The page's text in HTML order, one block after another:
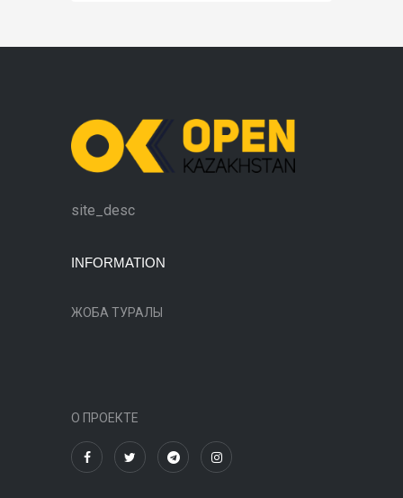
site_desc
INFORMATION
ЖОБА ТУРАЛЫ
О ПРОЕКТЕ